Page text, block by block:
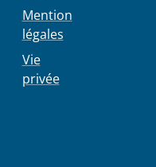
Mention
légales
Vie
privée